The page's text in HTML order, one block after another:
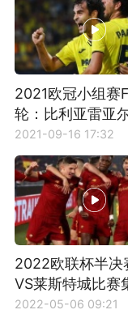
2021欧冠小组赛
轮：比利亚雷亚
特兰大全场集锦
2021-09-16 17:32
2022欧联杯半决
VS莱斯特城比赛
2022-05-06 09:21